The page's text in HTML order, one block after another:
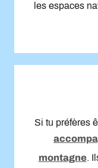
les espaces
Si tu préfères
montagne.